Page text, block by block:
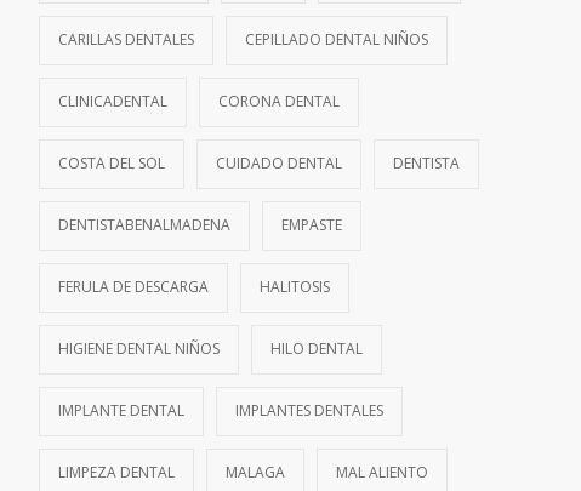
CARILLAS DENTALES CEPILLADO DENTAL NIÑOS
CLINICADENTAL CORONA DENTAL
COSTA DEL SOL CUIDADO DENTAL DENTISTA
DENTISTABENALMADENA EMPASTE
FERULA DE DESCARGA HALITOSIS
HIGIENE DENTAL NIÑOS HILO DENTAL
IMPLANTE DENTAL IMPLANTES DENTALES
LIMPEZA DENTAL MALAGA MAL ALIENTO